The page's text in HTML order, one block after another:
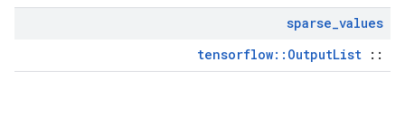
sparse_values
::
tensorflow::OutputList